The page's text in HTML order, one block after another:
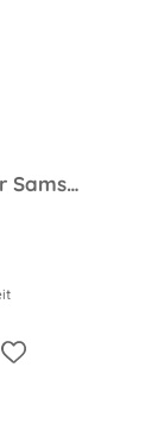
Das Sams 1. Eine Woche voller Samstage